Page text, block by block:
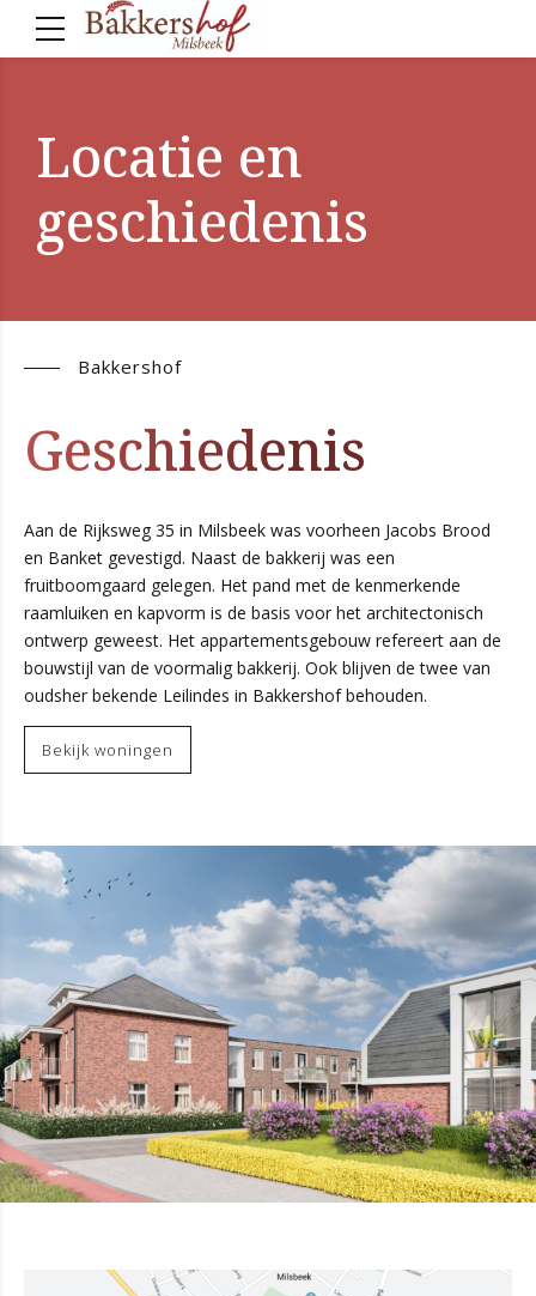
Locatie en
geschiedenis
Bakkershof
Geschiedenis
Aan de Rijksweg 35 in Milsbeek was voorheen Jacobs Brood
en Banket gevestigd. Naast de bakkerij was een
fruitboomgaard gelegen. Het pand met de kenmerkende
raamluiken en kapvorm is de basis voor het architectonisch
ontwerp geweest. Het appartementsgebouw refereert aan de
bouwstijl van de voormalig bakkerij. Ook blijven de twee van
oudsher bekende Leilindes in Bakkershof behouden.
Bekijk woningen